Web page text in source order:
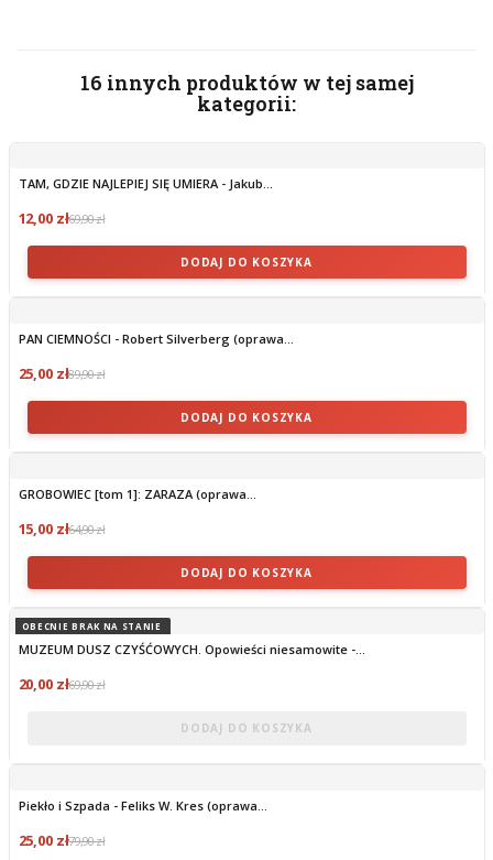
16 innych produktów w tej samej
kategorii:
TAM, GDZIE NAJLEPIEJ SIĘ UMIERA - Jakub...
12,00 zł69,90 zł
DODAJ DO KOSZYKA
PAN CIEMNOŚCI - Robert Silverberg (oprawa...
25,00 zł89,90 zł
DODAJ DO KOSZYKA
GROBOWIEC [tom 1]: ZARAZA (oprawa...
15,00 zł64,90 zł
DODAJ DO KOSZYKA
OBECNIE BRAK NA STANIE
MUZEUM DUSZ CZYŚĆOWYCH. Opowieści niesamowite -...
20,00 zł69,90 zł
DODAJ DO KOSZYKA
Piekło i Szpada - Feliks W. Kres (oprawa...
25,00 zł79,90 zł